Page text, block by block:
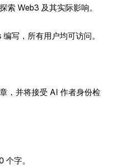
索 Web3 及其实际影响。
写，所有用户均可访问。
，并将接受 AI 作者身份检
字。